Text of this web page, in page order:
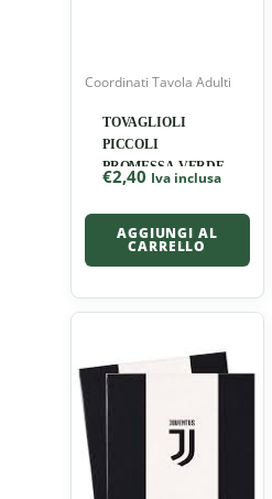
Coordinati Tavola Adulti
TOVAGLIOLI
PICCOLI
PROMESSA VERDE
€2,40 Iva inclusa
AGGIUNGI AL
CARRELLO